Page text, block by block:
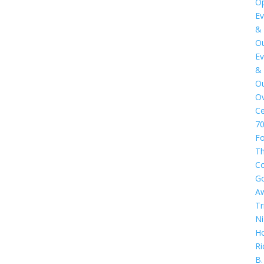
&
&
70
B.